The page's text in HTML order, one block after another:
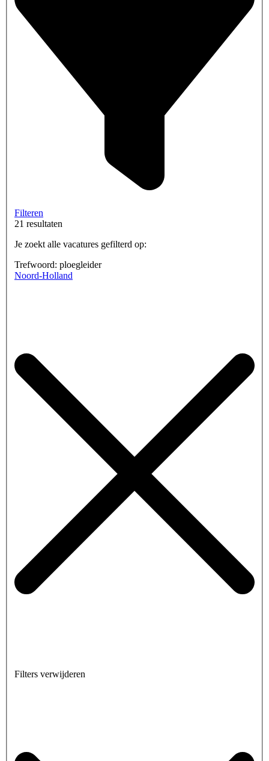
Filteren
21 resultaten
Je zoekt alle vacatures gefilterd op:
Trefwoord: ploegleider
Noord-Holland
Filters verwijderen